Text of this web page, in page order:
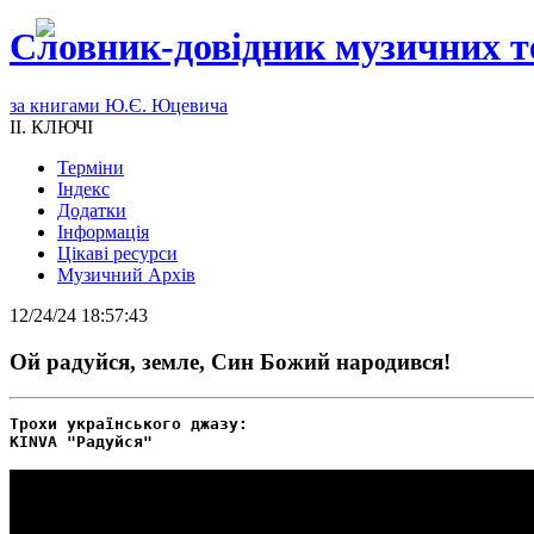
Словник-довідник музичних
за книгами Ю.Є. Юцевича
II. КЛЮЧІ
Терміни
Індекс
Додатки
Інформація
Цікаві ресурси
Музичний Архів
12/24/24 18:57:43
Ой радуйся, земле, Син Божий народився!
Трохи українського джазу:
KINVA "Радуйся"